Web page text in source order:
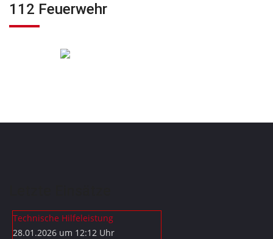
112 Feuerwehr
Technische Hilfeleistung
28.01.2026 um 12:12 Uhr